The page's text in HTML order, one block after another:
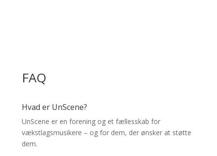
FAQ
Hvad er UnScene?
UnScene er en forening og et fællesskab for
vækstlagsmusikere – og for dem, der ønsker at støtte
dem.